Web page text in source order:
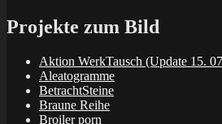
Projekte zum Bild
Aktion WerkTausch (Update 15.
Aleatogramme
BetrachtSteine
Braune Reihe
Broiler porn